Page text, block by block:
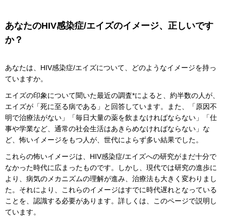
あなたのHIV感染症/エイズのイメージ、正しいです
か？
あなたは、HIV感染症/エイズについて、どのようなイメージを持っ
ていますか。
エイズの印象について聞いた最近の調査*によると、約半数の人が、
エイズが「死に至る病である」と回答しています。また、「原因不
明で治療法がない」「毎日大量の薬を飲まなければならない」「仕
事や学業など、通常の社会生活はあきらめなければならない」な
ど、怖いイメージをもつ人が、世代によらず多い結果でした。
これらの怖いイメージは、HIV感染症/エイズへの研究がまだ十分で
なかった時代に広まったものです。しかし、現代では研究の進歩に
より、病気のメカニズムの理解が進み、治療法も大きく変わりまし
た。それにより、これらのイメージはすでに時代遅れとなっている
ことを、認識する必要があります。詳しくは、このページで説明し
ています。